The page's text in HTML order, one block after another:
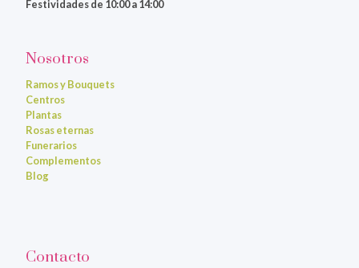
Festividades de 10:00 a 14:00
Nosotros
Ramos y Bouquets
Centros
Plantas
Rosas eternas
Funerarios
Complementos
Blog
Contacto